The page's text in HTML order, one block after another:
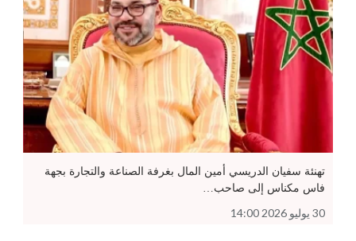
تهنئة سفيان الدريسي أمين المال بغرفة الصناعة والتجارة بجهة
فاس مكناس إلى صاحب…
30 يوليو 2026 14:00